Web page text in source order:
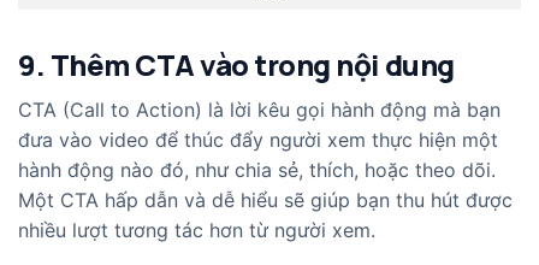
9. Thêm CTA vào trong nội dung
CTA (Call to Action) là lời kêu gọi hành động mà bạn
đưa vào video để thúc đẩy người xem thực hiện một
hành động nào đó, như chia sẻ, thích, hoặc theo dõi.
Một CTA hấp dẫn và dễ hiểu sẽ giúp bạn thu hút được
nhiều lượt tương tác hơn từ người xem.